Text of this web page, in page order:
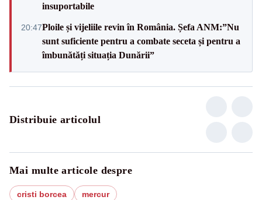
insuportabile
20:47Ploile și vijeliile revin în România. Șefa ANM:”Nu
sunt suficiente pentru a combate seceta și pentru a
îmbunătăți situația Dunării”
Distribuie articolul
Mai multe articole despre
cristi borcea mercur